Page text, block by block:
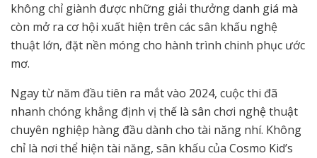
không chỉ giành được những giải thưởng danh giá mà
còn mở ra cơ hội xuất hiện trên các sân khấu nghệ
thuật lớn, đặt nền móng cho hành trình chinh phục ước
mơ.
Ngay từ năm đầu tiên ra mắt vào 2024, cuộc thi đã ​​
nhanh chóng khẳng định vị thế là sân chơi nghệ thuật
chuyên nghiệp hàng đầu dành cho tài năng nhí. Không
chỉ là nơi thể hiện tài năng, sân khấu của Cosmo Kid’s